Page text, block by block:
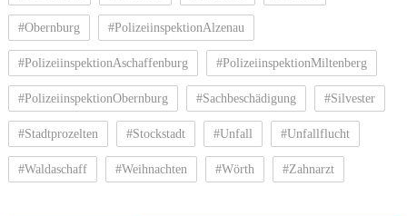
#Obernburg #PolizeiinspektionAlzenau
#PolizeiinspektionAschaffenburg #PolizeiinspektionMiltenberg
#PolizeiinspektionObernburg #Sachbeschädigung #Silvester
#Stadtprozelten #Stockstadt #Unfall #Unfallflucht
#Waldaschaff #Weihnachten #Wörth #Zahnarzt